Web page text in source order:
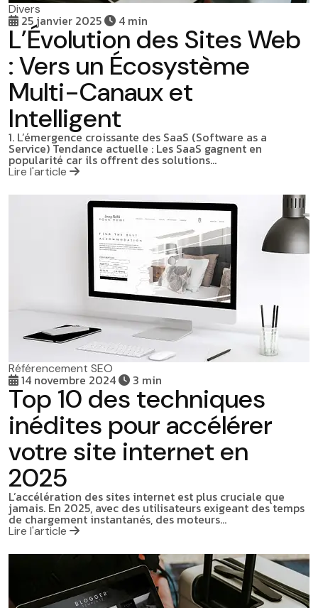
Divers
25 janvier 2025 4 min
L’Évolution des Sites Web
: Vers un Écosystème
Multi-Canaux et
Intelligent
1. L’émergence croissante des SaaS (Software as a
Service) Tendance actuelle : Les SaaS gagnent en
popularité car ils offrent des solutions…
Lire l'article
Référencement SEO
14 novembre 2024 3 min
Top 10 des techniques
inédites pour accélérer
votre site internet en
2025
L’accélération des sites internet est plus cruciale que
jamais. En 2025, avec des utilisateurs exigeant des temps
de chargement instantanés, des moteurs…
Lire l'article